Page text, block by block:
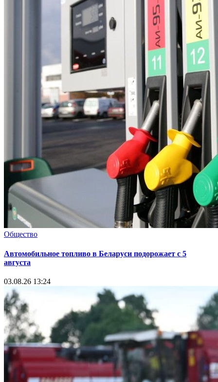
Общество
Автомобильное топливо в Беларуси подорожает с 5
августа
03.08.26 13:24